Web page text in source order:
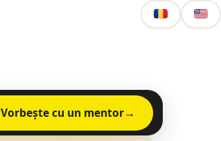
Vorbește cu un mentor